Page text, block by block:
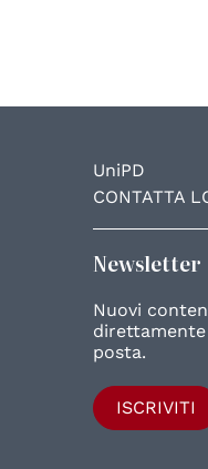
UniPD
CONTATTA
Newsletter
Nuovi
posta.
ISCRIVITI